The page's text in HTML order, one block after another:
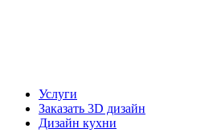
Услуги
Заказать 3D дизайн
Дизайн кухни